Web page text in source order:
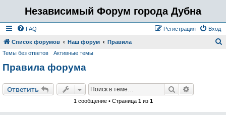
Независимый Форум города Дубна
FAQ Вход
Регистрация
Список форумов Наш форум Правила
Темы без ответов Активные темы
Правила форума
Ответить Поиск
1 сообщение • Страница 1из 1